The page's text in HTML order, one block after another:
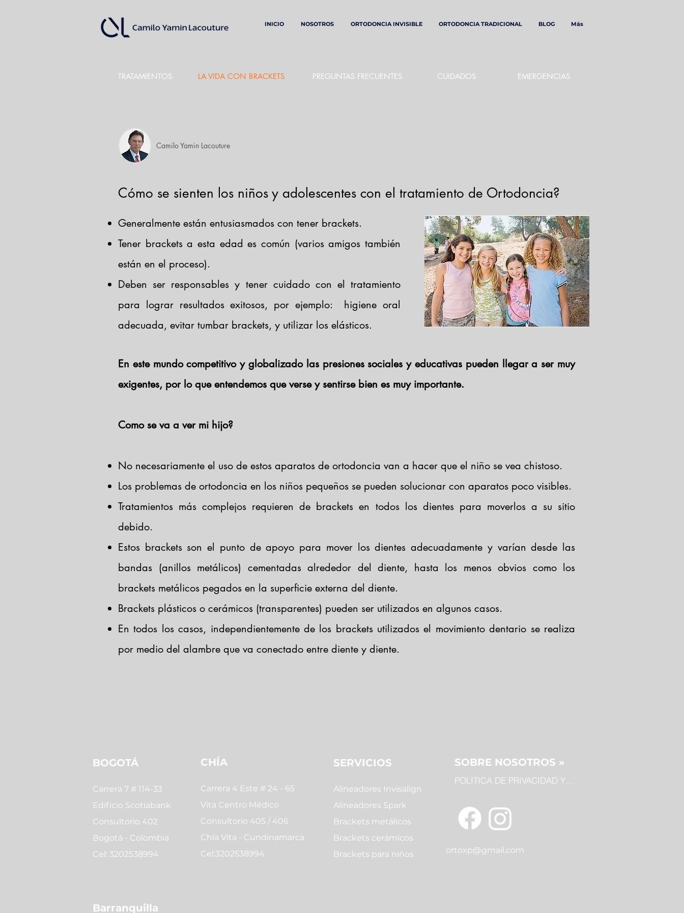
INICIO NOSOTROS ORTODONCIA INVISIBLE ORTODONCIA TRADICIONAL BLOG Más
TRATAMIENTOS LA VIDA CON BRACKETS PREGUNTAS FRECUENTES CUIDADOS EMERGENCIAS
Camilo Yamin Lacouture
Cómo se sienten los niños y adolescentes con el tratamiento de Ortodoncia?
Generalmente están entusiasmados con tener brackets.
Tener brackets a esta edad es común (varios amigos también
están en el proceso).
Deben ser responsables y tener cuidado con el tratamiento
para lograr resultados exitosos, por ejemplo: higiene oral
adecuada, evitar tumbar brackets, y utilizar los elásticos.
En este mundo competitivo y globalizado las presiones sociales y educativas pueden llegar a ser muy
exigentes, por lo que entendemos que verse y sentirse bien es muy importante.
Como se va a ver mi hijo?
No necesariamente el uso de estos aparatos de ortodoncia van a hacer que el niño se vea chistoso.
Los problemas de ortodoncia en los niños pequeños se pueden solucionar con aparatos poco visibles.
Tratamientos más complejos requieren de brackets en todos los dientes para moverlos a su sitio
debido.
Estos brackets son el punto de apoyo para mover los dientes adecuadamente y varían desde las
bandas (anillos metálicos) cementadas alrededor del diente, hasta los menos obvios como los
brackets metálicos pegados en la superficie externa del diente.
Brackets plásticos o cerámicos (transparentes) pueden ser utilizados en algunos casos.
En todos los casos, independientemente de los brackets utilizados el movimiento dentario se realiza
por medio del alambre que va conectado entre diente y diente.
BOGOTÁ
Carrera 7 # 114-33
Edificio Scotiabank
Consultorio 402
Bogotá - Colombia
Cel: 3202538994
CHÍA
Carrera 4 Este # 24 - 65
Vita Centro Médico
Consultorio 405 / 406
Chía Vita - Cundinamarca
Cel:3202538994
SERVICIOS
Alineadores Invisalign
Alineadores Spark
Brackets metálicos
Brackets cerámicos
Brackets para niños
SOBRE NOSOTROS »
ortoxp@gmail.com
Barranquilla